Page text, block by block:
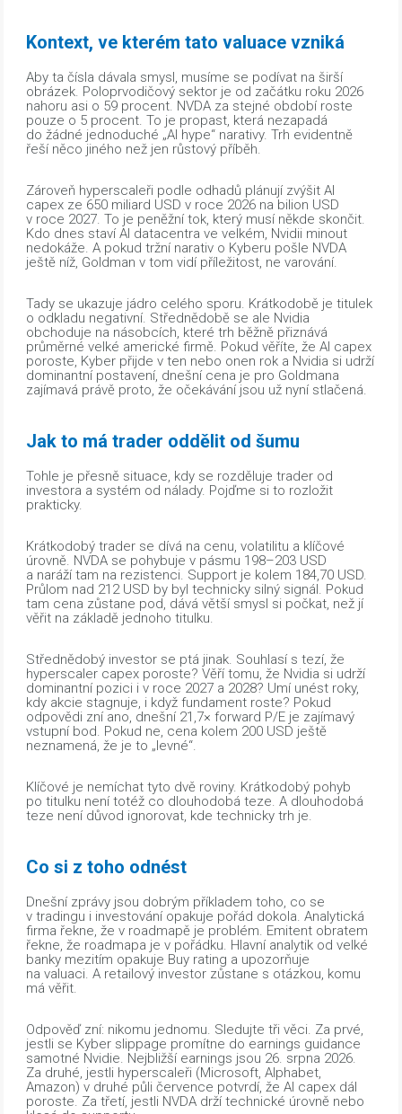
Kontext, ve kterém tato valuace vzniká
Aby ta čísla dávala smysl, musíme se podívat na širší
obrázek. Poloprvodičový sektor je od začátku roku 2026
nahoru asi o 59 procent. NVDA za stejné období roste
pouze o 5 procent. To je propast, která nezapadá
do žádné jednoduché „AI hype“ narativy. Trh evidentně
řeší něco jiného než jen růstový příběh.
Zároveň hyperscaleři podle odhadů plánují zvýšit AI
capex ze 650 miliard USD v roce 2026 na bilion USD
v roce 2027. To je peněžní tok, který musí někde skončit.
Kdo dnes staví AI datacentra ve velkém, Nvidii minout
nedokáže. A pokud tržní narativ o Kyberu pošle NVDA
ještě níž, Goldman v tom vidí příležitost, ne varování.
Tady se ukazuje jádro celého sporu. Krátkodobě je titulek
o odkladu negativní. Střednědobě se ale Nvidia
obchoduje na násobcích, které trh běžně přiznává
průměrné velké americké firmě. Pokud věříte, že AI capex
poroste, Kyber přijde v ten nebo onen rok a Nvidia si udrží
dominantní postavení, dnešní cena je pro Goldmana
zajímavá právě proto, že očekávání jsou už nyní stlačená.
Jak to má trader oddělit od šumu
Tohle je přesně situace, kdy se rozděluje trader od
investora a systém od nálady. Pojďme si to rozložit
prakticky.
Krátkodobý trader se dívá na cenu, volatilitu a klíčové
úrovně. NVDA se pohybuje v pásmu 198–203 USD
a naráží tam na rezistenci. Support je kolem 184,70 USD.
Průlom nad 212 USD by byl technicky silný signál. Pokud
tam cena zůstane pod, dává větší smysl si počkat, než jí
věřit na základě jednoho titulku.
Střednědobý investor se ptá jinak. Souhlasí s tezí, že
hyperscaler capex poroste? Věří tomu, že Nvidia si udrží
dominantní pozici i v roce 2027 a 2028? Umí unést roky,
kdy akcie stagnuje, i když fundament roste? Pokud
odpovědi zní ano, dnešní 21,7× forward P/E je zajímavý
vstupní bod. Pokud ne, cena kolem 200 USD ještě
neznamená, že je to „levné“.
Klíčové je nemíchat tyto dvě roviny. Krátkodobý pohyb
po titulku není totéž co dlouhodobá teze. A dlouhodobá
teze není důvod ignorovat, kde technicky trh je.
Co si z toho odnést
Dnešní zprávy jsou dobrým příkladem toho, co se
v tradingu i investování opakuje pořád dokola. Analytická
firma řekne, že v roadmapě je problém. Emitent obratem
řekne, že roadmapa je v pořádku. Hlavní analytik od velké
banky mezitím opakuje Buy rating a upozorňuje
na valuaci. A retailový investor zůstane s otázkou, komu
má věřit.
Odpověď zní: nikomu jednomu. Sledujte tři věci. Za prvé,
jestli se Kyber slippage promítne do earnings guidance
samotné Nvidie. Nejbližší earnings jsou 26. srpna 2026.
Za druhé, jestli hyperscaleři (Microsoft, Alphabet,
Amazon) v druhé půli července potvrdí, že AI capex dál
poroste. Za třetí, jestli NVDA drží technické úrovně nebo